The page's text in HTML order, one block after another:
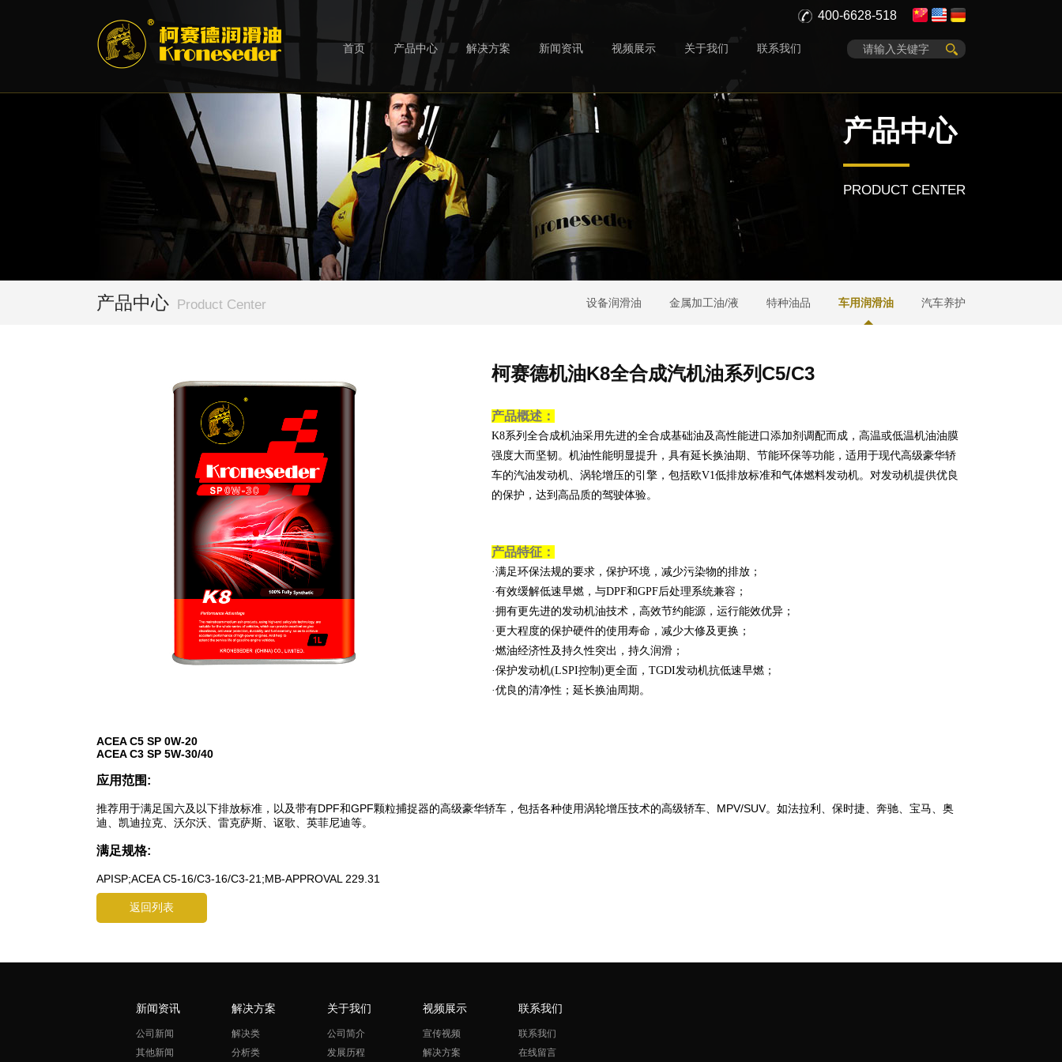
400-6628-518
首页 产品中心 解决方案 新闻资讯 视频展示 关于我们 联系我们
产品中心
PRODUCT CENTER
产品中心 Product Center 设备润滑油 金属加工油/液 特种油品 车用润滑油 汽车养护
柯赛德机油K8全合成汽机油系列C5/C3
产品概述：
K8系列全合成机油采用先进的全合成基础油及高性能进口添加剂调配而成，高温或低温机油油膜
强度大而坚韧。机油性能明显提升，具有延长换油期、节能环保等功能，适用于现代高级豪华轿
车的汽油发动机、涡轮增压的引擎，包括欧V1低排放标准和气体燃料发动机。对发动机提供优良
的保护，达到高品质的驾驶体验。
产品特征 ：
·满足环保法规的要求，保护环境，减少污染物的排放；
·有效缓解低速早燃，与DPF和GPF后处理系统兼容；
·拥有更先进的发动机油技术，高效节约能源，运行能效优异；
·更大程度的保护硬件的使用寿命，减少大修及更换；
·燃油经济性及持久性突出，持久润滑；
·保护发动机(LSPI控制)更全面，TGDI发动机抗低速早燃；
·优良的清净性；延长换油周期。
ACEA C5 SP 0W-20
ACEA C3 SP 5W-30/40
应用范围:
推荐用于满足国六及以下排放标准，以及带有DPF和GPF颗粒捕捉器的高级豪华轿车，包括各种使用涡轮增压技术的高级轿车、MPV/SUV。如法拉利、保时捷、奔驰、宝马、奥
迪、凯迪拉克、沃尔沃、雷克萨斯、讴歌、英菲尼迪等。
满足规格:
APISP;ACEA C5-16/C3-16/C3-21;MB-APPROVAL 229.31
返回列表
新闻资讯
公司新闻
其他新闻
解决方案
解决类
分析类
关于我们
公司简介
发展历程
视频展示
宣传视频
解决方案
联系我们
联系我们
在线留言